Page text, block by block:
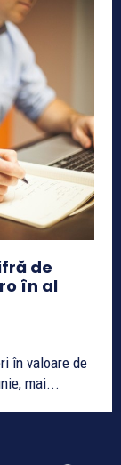
de
în al
în valoare de
mai...